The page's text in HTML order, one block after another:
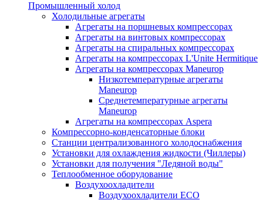
Промышленный холод
Холодильные агрегаты
Агрегаты на поршневых компрессорах
Агрегаты на винтовых компрессорах
Агрегаты на спиральных компрессорах
Агрегаты на компрессорах L'Unite Hermitique
Агрегаты на компрессорах Maneurop
Низкотемпературные агрегаты
Maneurop
Среднетемпературные агрегаты
Maneurop
Агрегаты на компрессорах Aspera
Компрессорно-конденсаторные блоки
Станции централизованного холодоснабжения
Установки для охлаждения жидкости (Чиллеры)
Установки для получения "Ледяной воды"
Теплообменное оборудование
Воздухоохладители
Воздухоохладители EСО